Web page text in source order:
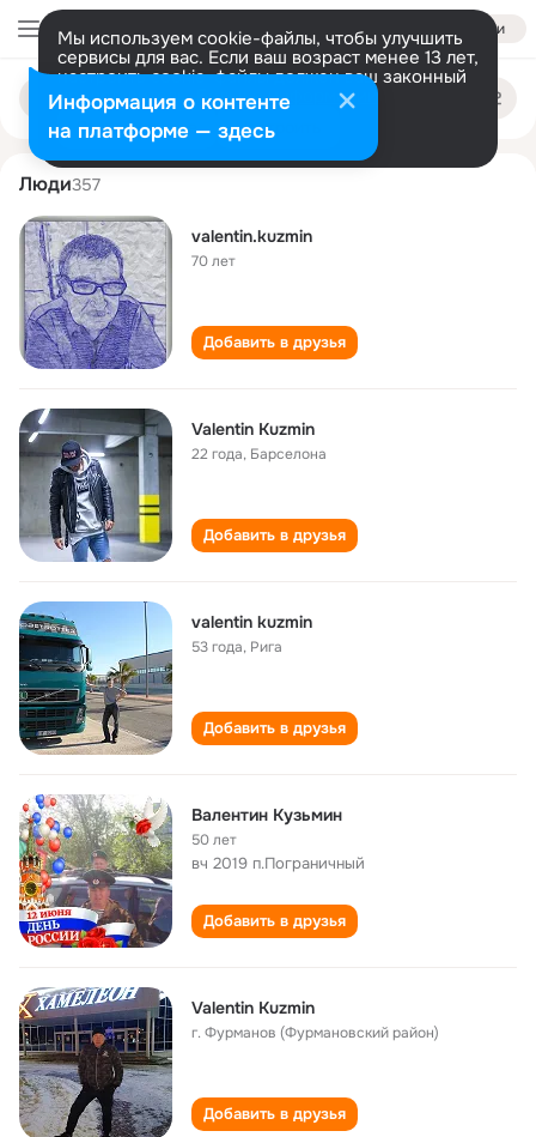
Войти
Мы используем cookie-файлы, чтобы улучшить
сервисы для вас. Если ваш возраст менее 13 лет,
настроить cookie-файлы должен ваш законный
представитель. Больше информации
Разрешить все Настроить
Поиск
людям
valentin kuzmin
Люди357
valentin.kuzmin
70 лет
Добавить в друзья
Valentin Kuzmin
22 года, Барселона
Добавить в друзья
valentin kuzmin
53 года, Рига
Добавить в друзья
Валентин Кузьмин
50 лет
вч 2019 п.Пограничный
Добавить в друзья
Valentin Kuzmin
г. Фурманов (Фурмановский район)
Добавить в друзья
Информация о контенте
на платформе — здесь